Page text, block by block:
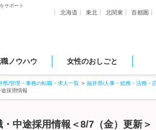
サポート
北海道 東北 北関東 首都圏
ノウハウ 女性のおしごと
県/管理・事務の転職・求人一覧
福井県/人事・総務・法務・
採用情報
中途採用情報＜8/7（金）更新＞